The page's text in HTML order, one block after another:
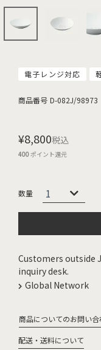
電子レンジ対応
商品番号 D-082J/98973
¥8,800税込
400ポイント還元
Customers outside
inquiry desk.
Global Network
商品についてのお問い合
配送・送料について